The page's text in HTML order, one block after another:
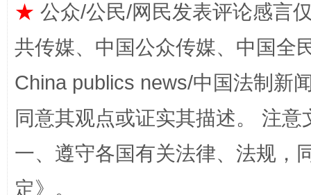
★ 公众/公民/网民发表评论感言
共传媒、中国公众传媒、中国全
China publics news/中国法制新
同意其观点或证实其描述。 注
一、遵守各国有关法律、法规，
定》。